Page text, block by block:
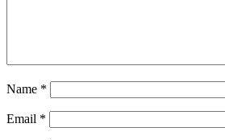
Name *
Email *